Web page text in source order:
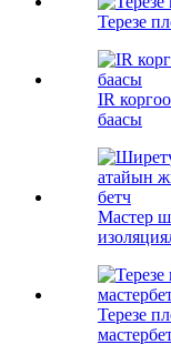
Терезе
IR
баасы
Мастер
Терезе